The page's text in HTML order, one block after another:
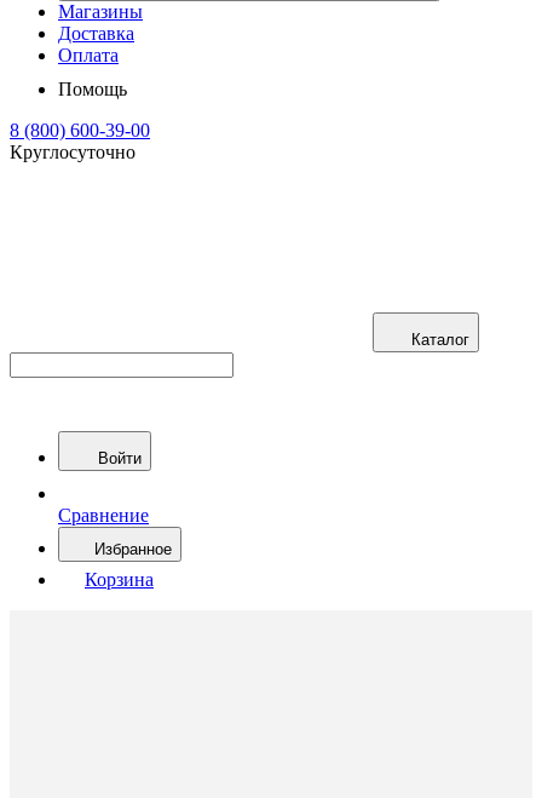
Магазины
Доставка
Оплата
Помощь
8 (800) 600-39-00
Круглосуточно
Каталог
Войти
Сравнение
Избранное
Корзина